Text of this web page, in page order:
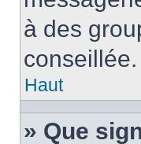
à des
conseillée.
Haut
» Que